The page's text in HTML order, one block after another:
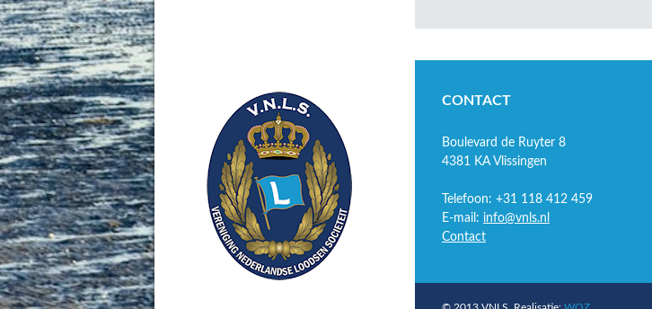
CONTACT
Boulevard de Ruyter 8
4381 KA Vlissingen
Telefoon: +31 118 412 459
E-mail: info@vnls.nl
Contact